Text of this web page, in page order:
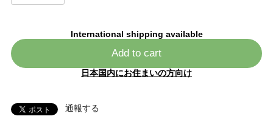
International shipping available
Add to cart
日本国内にお住まいの方向け
通報する